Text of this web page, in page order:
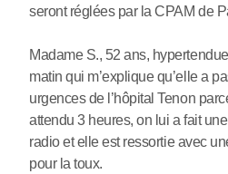
seront réglées par la CPAM de
Madame S., 52 ans,
matin qui m’explique qu’elle a
urgences de l’hôpital Tenon
attendu 3 heures, on lui a fait
radio et elle est ressortie avec
pour la toux.